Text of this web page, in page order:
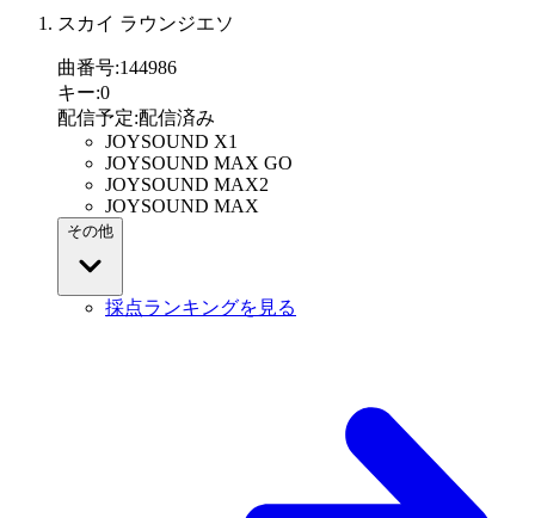
スカイ ラウンジエソ
曲番号:144986
キー:0
配信予定:配信済み
JOYSOUND X1
JOYSOUND MAX GO
JOYSOUND MAX2
JOYSOUND MAX
その他
採点ランキングを見る